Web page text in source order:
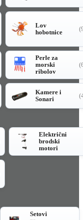
Lov
hobotnice
Perle za
morski
ribolov
Kamere i
Sonari
Električni
brodski
motori
Setovi